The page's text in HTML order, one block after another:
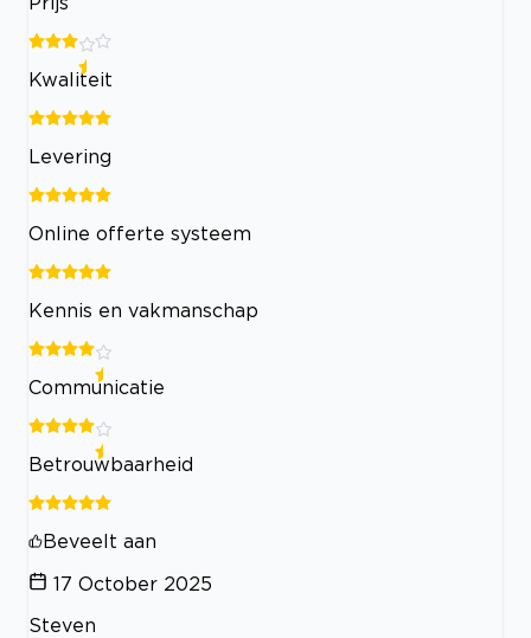
Kwaliteit
Levering
Online offerte systeem
Kennis en vakmanschap
Communicatie
Betrouwbaarheid
Beveelt aan
17 October 2025
Steven